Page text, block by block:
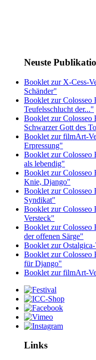
Neuste
Booklet zur X-Cess-
Schänder"
Booklet zur
Teufelsschlucht der..."
Booklet zur
Schwarzer Gott des
Booklet zur filmArt-
Erpressung"
Booklet zur
als lebendig"
Booklet zur
Knie, Django"
Booklet zur
Syndikat"
Booklet zur
Versteck"
Booklet zur
der offenen Särge"
Booklet zur
Booklet zur
für Django"
Booklet zur filmArt-
Links